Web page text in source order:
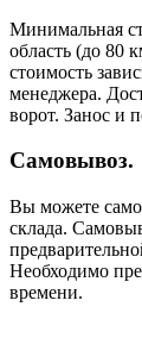
Минимальная
область (до 80
стоимость
менеджера.
ворот. Занос и
Самовывоз.
Вы можете
склада.
Необходимо
времени.